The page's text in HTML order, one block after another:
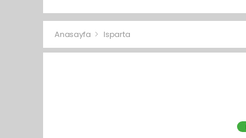
Anasayfa Isparta